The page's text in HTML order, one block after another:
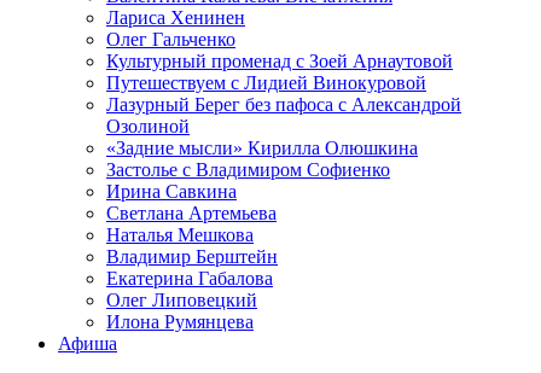
Лариса Хенинен
Олег Гальченко
Культурный променад с Зоей Арнаутовой
Путешествуем с Лидией Винокуровой
Лазурный Берег без пафоса с Александрой
Озолиной
«Задние мысли» Кирилла Олюшкина
Застолье с Владимиром Софиенко
Ирина Савкина
Светлана Артемьева
Наталья Мешкова
Владимир Берштейн
Екатерина Габалова
Олег Липовецкий
Илона Румянцева
Афиша